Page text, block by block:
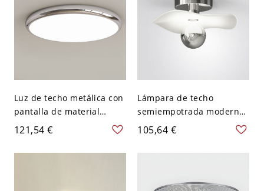
Luz de techo metálica con
pantalla de material
sintético, luz fría, forma
simétrica, 1 luz, diseño
moderno de hierro, 110V-
121,54 €
Lámpara de techo
semiempotrada moderna
y geométrica en cromo
con pantalla de hierro
105,64 €